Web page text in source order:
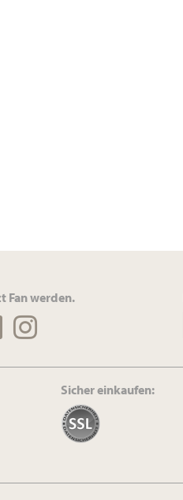
Fan werden.
Sicher einkaufen: